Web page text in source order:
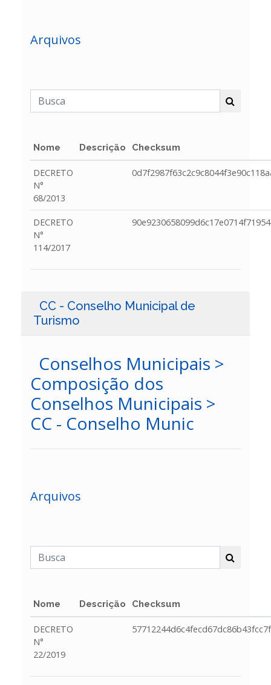
Arquivos
Nome Descrição Checksum
DECRETO
N°
68/2013
DECRETO
N°
114/2017
CC - Conselho Municipal de
Turismo
Conselhos Municipais >
Composição dos
Conselhos Municipais >
CC - Conselho Munic
Arquivos
Nome Descrição Checksum
DECRETO
N°
22/2019